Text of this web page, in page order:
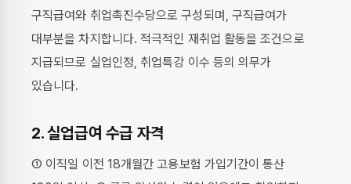
구직급여와 취업촉진수당으로 구성되며, 구직급여가
대부분을 차지합니다. 적극적인 재취업 활동을 조건으로
지급되므로 실업인정, 취업특강 이수 등의 의무가
있습니다.
2. 실업급여 수급 자격
① 이직일 이전 18개월간 고용보험 가입기간이 통산